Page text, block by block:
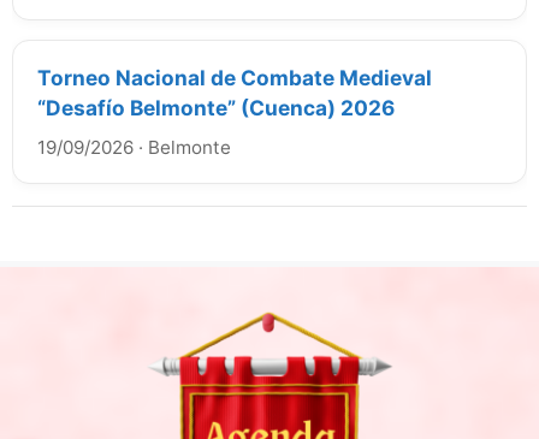
Torneo Nacional de Combate Medieval
“Desafío Belmonte” (Cuenca) 2026
19/09/2026 · Belmonte